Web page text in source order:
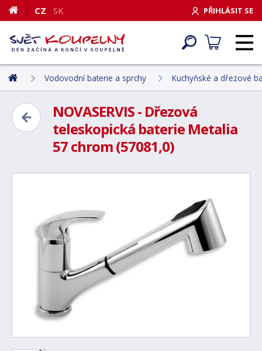
PŘIHLÁSIT SE
CZ SK
Vodovodní baterie a sprchy Kuchyňské a dřezové
NOVASERVIS - Dřezová
teleskopická baterie Metalia
57 chrom (57081,0)